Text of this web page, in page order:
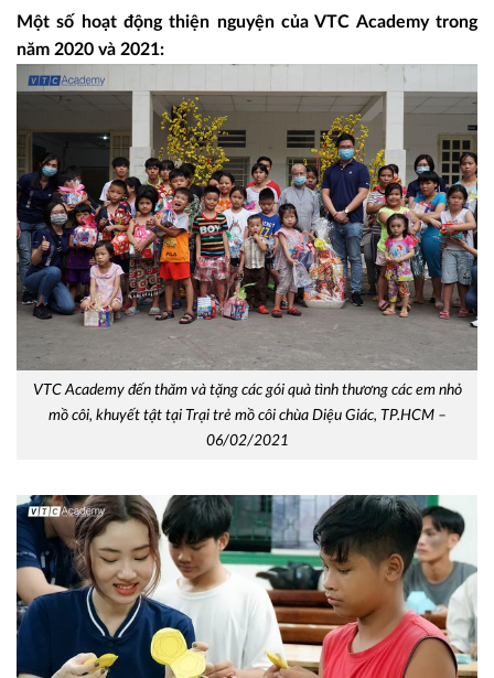
Một số hoạt động thiện nguyện của VTC Academy trong
năm 2020 và 2021:
VTC Academy đến thăm và tặng các gói quà tình thương các em nhỏ
mồ côi, khuyết tật tại Trại trẻ mồ côi chùa Diệu Giác, TP.HCM –
06/02/2021